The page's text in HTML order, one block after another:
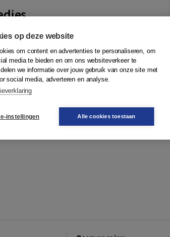
to mankind. Adaptation and damages
adaptation is important, priority
The c...Meer
druk
49,00 Bestellen
op deze website
om content en advertenties te personaliseren, om
media te bieden en om ons websiteverkeer te
we informatie over jouw gebruik van onze site met
social media, adverteren en analyse.
instellingen Alle cookies toestaan